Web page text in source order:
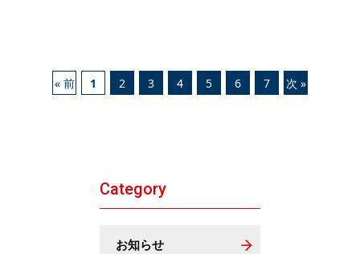
« 前 1 2 3 4 5 6 7 次 »
Category
お知らせ